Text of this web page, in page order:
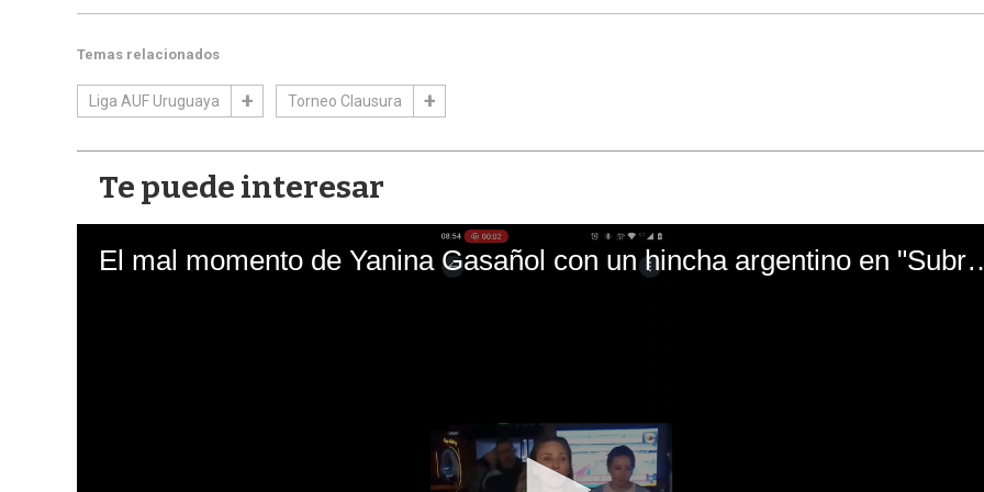
Temas relacionados
Liga AUF Uruguaya Torneo Clausura
Te puede interesar
El mal momento de Yanina